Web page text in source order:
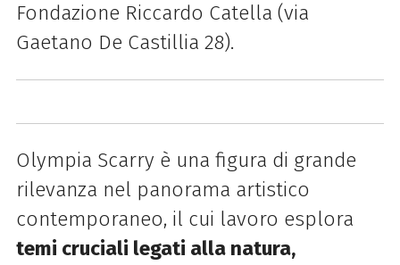
Fondazione Riccardo Catella (via
Gaetano De Castillia 28).
Olympia Scarry è una figura di grande
rilevanza nel panorama artistico
contemporaneo, il cui lavoro esplora
temi cruciali legati alla natura,